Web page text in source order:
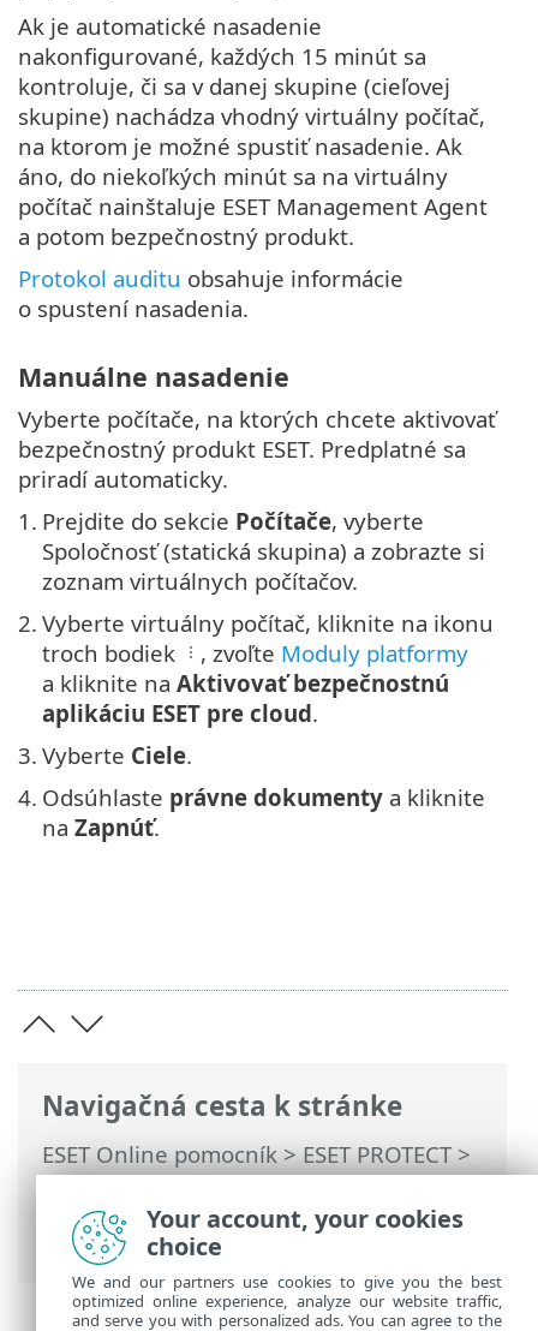
Navigačná cesta k stránke
ESET Online pomocník>ESET PROTECT>
Používanie ESET PROTECT>Hlavné menu
ESET PROTECT>Integrácie> Google
Cloud Platform
Ak je automatické nasadenie
nakonfigurované, každých 15 minút sa
kontroluje, či sa v danej skupine (cieľovej
skupine) nachádza vhodný virtuálny počítač,
na ktorom je možné spustiť nasadenie. Ak
áno, do niekoľkých minút sa na virtuálny
počítač nainštaluje ESET Management Agent
a potom bezpečnostný produkt.
Protokol auditu obsahuje informácie
o spustení nasadenia.
Manuálne nasadenie
Vyberte počítače, na ktorých chcete aktivovať
bezpečnostný produkt ESET. Predplatné sa
priradí automaticky.
1. Prejdite do sekcie Počítače, vyberte
Spoločnosť (statická skupina) a zobrazte si
zoznam virtuálnych počítačov.
2. Vyberte virtuálny počítač, kliknite na ikonu
troch bodiek
, zvoľte Moduly platformy
a kliknite na Aktivovať bezpečnostnú
aplikáciu ESET pre cloud.
3. Vyberte Ciele.
4. Odsúhlaste právne dokumenty a kliknite
na Zapnúť.
Your account, your cookies
choice
We and our partners use cookies to give you the best
optimized online experience, analyze our website traffic,
and serve you with personalized ads. You can agree to the